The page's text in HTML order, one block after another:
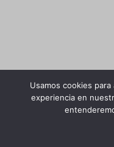
Usamos cookies
experiencia en